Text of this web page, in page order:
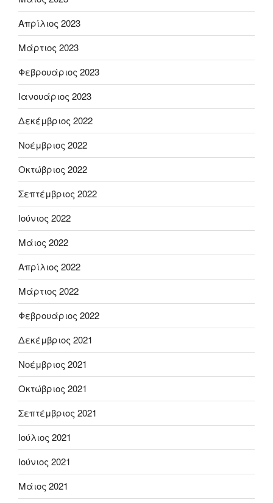
Απρίλιος 2023
Μάρτιος 2023
Φεβρουάριος 2023
Ιανουάριος 2023
Δεκέμβριος 2022
Νοέμβριος 2022
Οκτώβριος 2022
Σεπτέμβριος 2022
Ιούνιος 2022
Μάιος 2022
Απρίλιος 2022
Μάρτιος 2022
Φεβρουάριος 2022
Δεκέμβριος 2021
Νοέμβριος 2021
Οκτώβριος 2021
Σεπτέμβριος 2021
Ιούλιος 2021
Ιούνιος 2021
Μάιος 2021